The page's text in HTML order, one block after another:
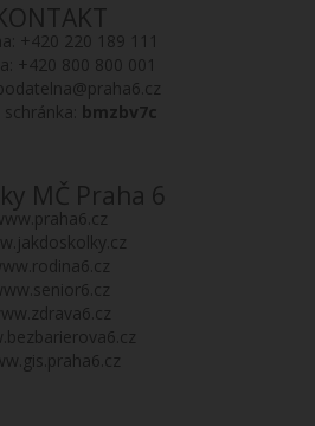
+420 220 189 111
+420 800 800 001
bmzbv7c
MČ Praha 6